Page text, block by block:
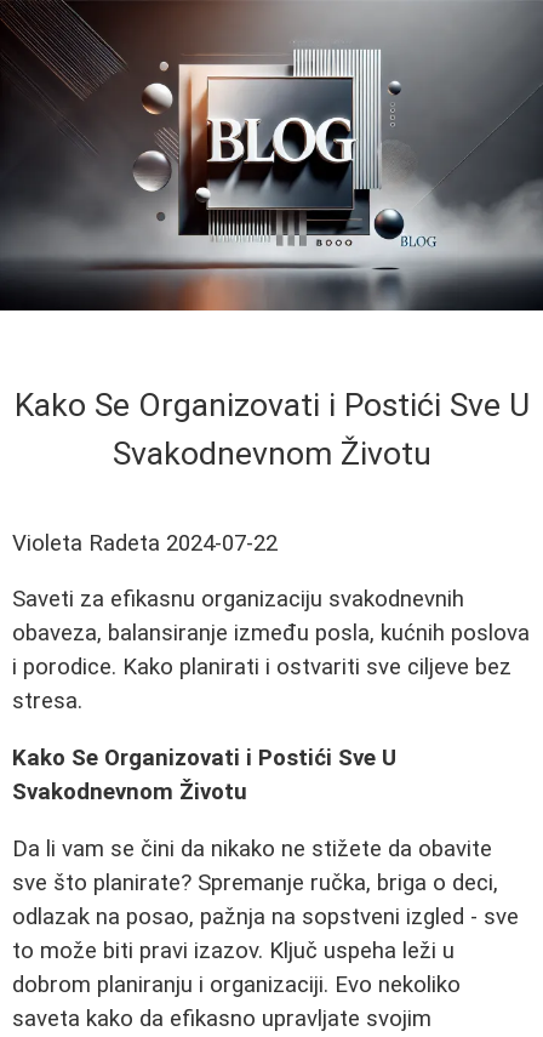
Kako Se Organizovati i Postići Sve U
Svakodnevnom Životu
Violeta Radeta 2024-07-22
Saveti za efikasnu organizaciju svakodnevnih
obaveza, balansiranje između posla, kućnih poslova
i porodice. Kako planirati i ostvariti sve ciljeve bez
stresa.
Kako Se Organizovati i Postići Sve U
Svakodnevnom Životu
Da li vam se čini da nikako ne stižete da obavite
sve što planirate? Spremanje ručka, briga o deci,
odlazak na posao, pažnja na sopstveni izgled - sve
to može biti pravi izazov. Ključ uspeha leži u
dobrom planiranju i organizaciji. Evo nekoliko
saveta kako da efikasno upravljate svojim